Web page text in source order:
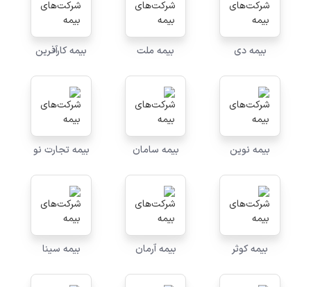
بیمه دی بیمه ملت بیمه کارآفرین
بیمه نوین بیمه سامان بیمه تجارت نو
بیمه کوثر بیمه آرمان بیمه سینا